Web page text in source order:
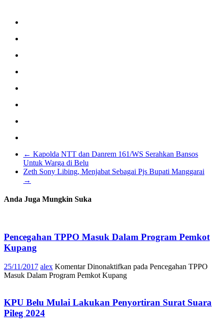
← Kapolda NTT dan Danrem 161/WS Serahkan Bansos
Untuk Warga di Belu
Zeth Sony Libing, Menjabat Sebagai Pjs Bupati Manggarai
→
Anda Juga Mungkin Suka
Pencegahan TPPO Masuk Dalam Program Pemkot
Kupang
25/11/2017 alex Komentar Dinonaktifkan pada Pencegahan TPPO
Masuk Dalam Program Pemkot Kupang
KPU Belu Mulai Lakukan Penyortiran Surat Suara
Pileg 2024